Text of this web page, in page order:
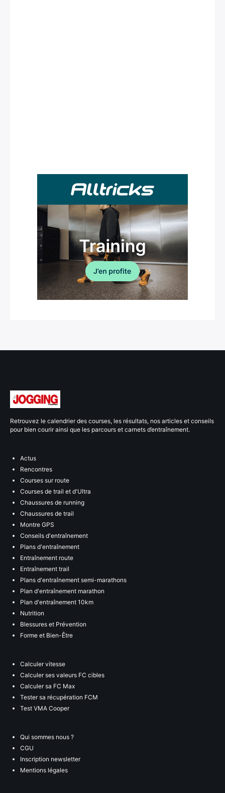
Retrouvez le calendrier des courses, les résultats, nos articles et conseils
pour bien courir ainsi que les parcours et carnets d’entraînement.
Actus
Rencontres
Courses sur route
Courses de trail et d'Ultra
Chaussures de running
Chaussures de trail
Montre GPS
Conseils d'entraînement
Plans d'entraînement
Entraînement route
Entraînement trail
Plans d'entraînement semi-marathons
Plan d'entraînement marathon
Plan d'entraînement 10km
Nutrition
Blessures et Prévention
Forme et Bien-Être
Calculer vitesse
Calculer ses valeurs FC cibles
Calculer sa FC Max
Tester sa récupération FCM
Test VMA Cooper
Qui sommes nous ?
CGU
Inscription newsletter
Mentions légales